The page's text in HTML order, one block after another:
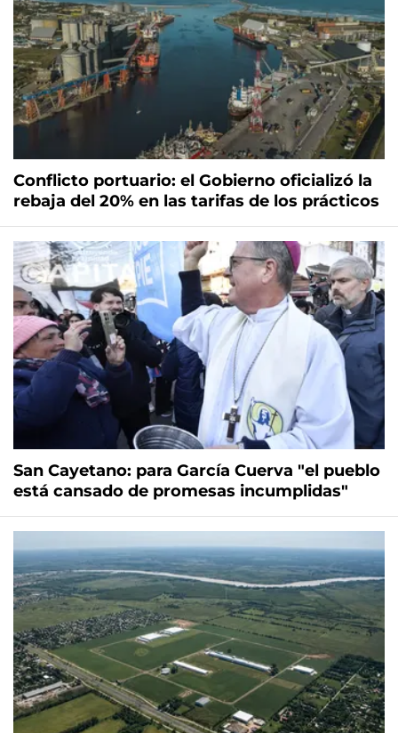
Conflicto portuario: el Gobierno oficializó la
rebaja del 20% en las tarifas de los prácticos
San Cayetano: para García Cuerva "el pueblo
está cansado de promesas incumplidas"